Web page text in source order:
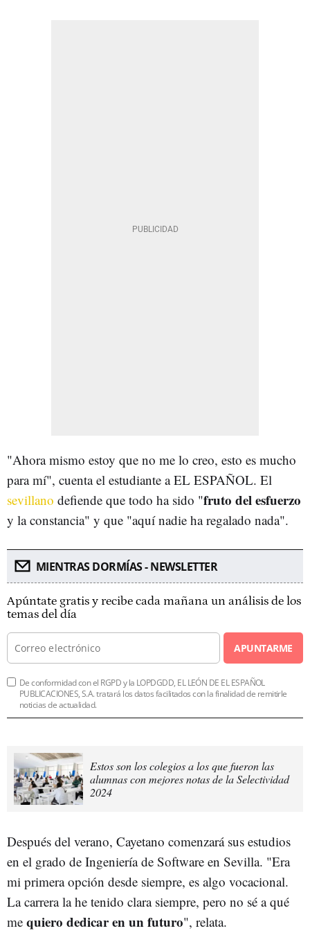
"Ahora mismo estoy que no me lo creo, esto es mucho
para mí", cuenta el estudiante a EL ESPAÑOL. El
sevillano defiende que todo ha sido "fruto del esfuerzo
y la constancia" y que "aquí nadie ha regalado nada".
MIENTRAS DORMÍAS - NEWSLETTER
Apúntate gratis y recibe cada mañana un análisis de los
temas del día
APUNTARME
De conformidad con el RGPD y la LOPDGDD, EL LEÓN DE EL ESPAÑOL
PUBLICACIONES, S.A. tratará los datos facilitados con la finalidad de remitirle
noticias de actualidad.
Estos son los colegios a los que fueron las
alumnas con mejores notas de la Selectividad
2024
Después del verano, Cayetano comenzará sus estudios
en el grado de Ingeniería de Software en Sevilla. "Era
mi primera opción desde siempre, es algo vocacional.
La carrera la he tenido clara siempre, pero no sé a qué
me quiero dedicar en un futuro", relata.